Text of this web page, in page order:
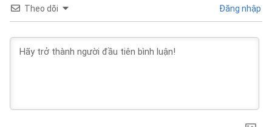
Theo dõi Đăng nhập